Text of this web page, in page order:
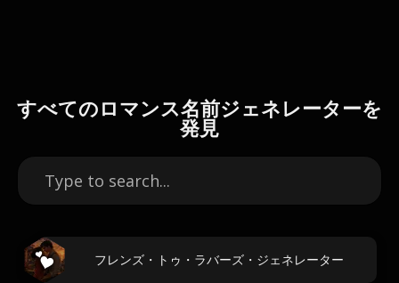
すべてのロマンス名前ジェネレーターを
発見
フレンズ・トゥ・ラバーズ・ジェネレーター